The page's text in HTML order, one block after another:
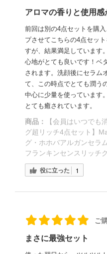
アロマの香りと使用
前回は別の4点セットを購
プさせてこちらの4点セッ
すが、結果満足しています
心地がとても良いです！ベ
されます。洗顔後にセラム
て、この時点でとても潤う
中心に少量を使っています
とても癒されています。
商品：
【会員はいつでも
グ超リッチ4点セット】
グ・ホホバアルガンセラ
フランキンセンスリッチ
役に立った 1
ご
まさに最強セット